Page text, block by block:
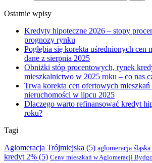
Ostatnie wpisy
Kredyty hipoteczne 2026 – stopy
prognozy rynku
Pogłębia się korekta uśrednionych cen
dane z sierpnia 2025
Obniżki stóp procentowych, rynek
mieszkalnictwo w 2025 roku – co nas
Trwa korekta cen ofertowych mieszkań
nieruchomości w lipcu 2025
Dlaczego warto refinansować kredyt
roku?
Tagi
Aglomeracja Trójmiejska (5) aglomeracja śląska
kredyt 2% (5) Ceny mieszkań w Aglomeracji